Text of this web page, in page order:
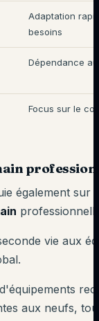
Adaptation
besoins
Dépendance
Focus sur le
également sur
vie aux
aux neufs,